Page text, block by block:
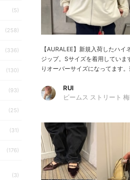
(5)
(258)
(336)
(130)
(93)
(25)
(31)
(176)
(3)
【AURALEE】新規入荷したハイ
ジップ。Sサイズを着用していま
りオーバーサイズになってます。
RUI
ビームス ストリート 梅